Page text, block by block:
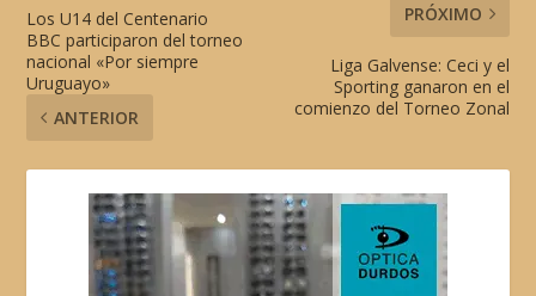
Los U14 del Centenario
BBC participaron del torneo
nacional «Por siempre
Uruguayo»
ANTERIOR
PRÓXIMO
Liga Galvense: Ceci y el
Sporting ganaron en el
comienzo del Torneo Zonal